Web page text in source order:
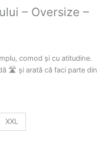
– Oversize –
comod și cu atitudine.
🛣️ și arată că faci parte din
XXL